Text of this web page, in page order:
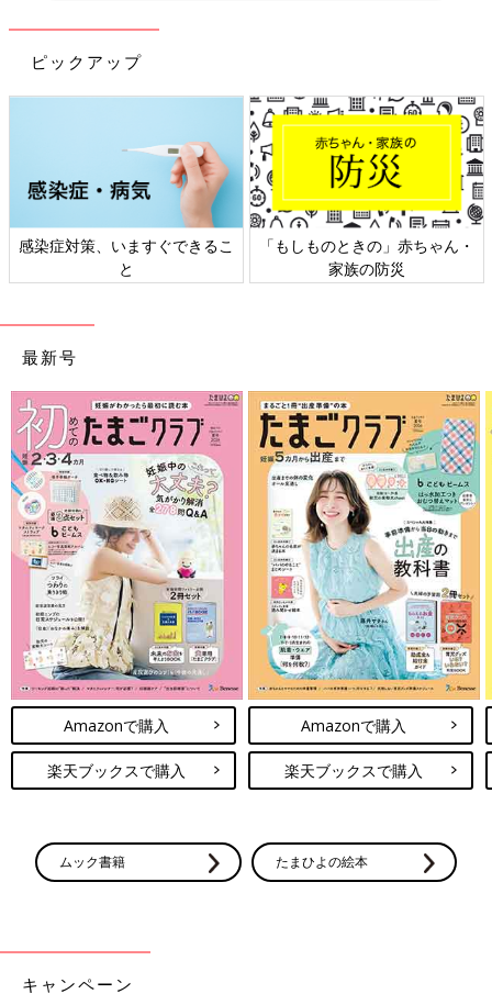
chinaさんは、ディズニー キディア キルトパジャマを購入。3つ
子ちゃんたちのお揃いがキュートすぎますね！こちらはキルト素
材なので、ふっくらと柔らかく、子どもたちも喜んで着てくれそ
う。お風呂あがりのほてっているときはトップスを出し、寝ると
きには、すそとウエスト部分にあるボタンで上下を留めれば、お
なかの冷え対策にも◎。まさに秋冬に大活躍するパジャマです
ね。
大人気「パンどろぼう」パジャマは、肌触りが良く
伸びも良い◎
ピックアップ
感染症対策、いますぐできるこ
と
「もしものときの」赤ちゃん・
家族の防災
最新号
Amazonで購入
楽天ブックスで購入
Amazonで購入
楽天ブックスで購入
ムック書籍 たまひよの絵本
キャンペーン